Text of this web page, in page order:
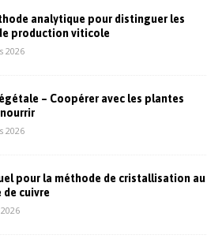
analytique pour distinguer les
production viticole
2026
– Coopérer avec les plantes
2026
pour la méthode de cristallisation au
de cuivre